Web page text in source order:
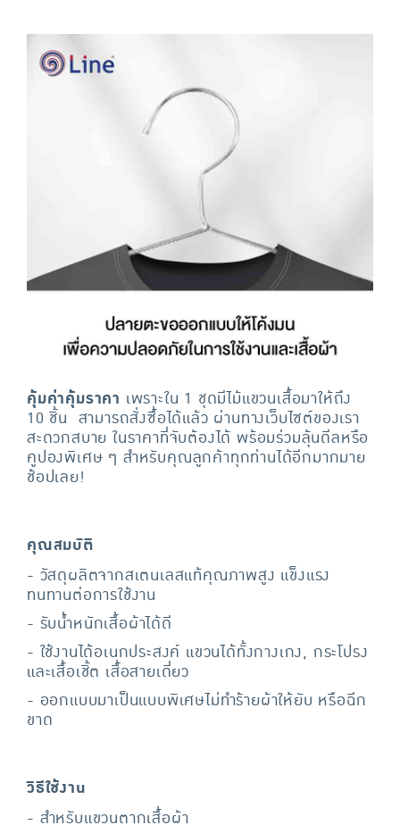
คุ้มค่าคุ้มราคา เพราะใน 1 ชุดมีไม้แขวนเสื้อมาให้ถึง
10 ชิ้น สามารถสั่งซื้อได้แล้ว ผ่านทางเว็บไซต์ของเรา
สะดวกสบาย ในราคาที่จับต้องได้ พร้อมร่วมลุ้นดีลหรือ
คูปองพิเศษ ๆ สำหรับคุณลูกค้าทุกท่านได้อีกมากมาย
ช้อปเลย!
คุณสมบัติ
- วัสดุผลิตจากสเตนเลสแท้คุณภาพสูง แข็งแรง
ทนทานต่อการใช้งาน
- รับน้ำหนักเสื้อผ้าได้ดี
- ใช้งานได้อเนกประสงค์ แขวนได้ทั้งกางเกง, กระโปรง
และเสื้อเชิ้ต เสื้อสายเดี่ยว
- ออกแบบมาเป็นแบบพิเศษไม่ทำร้ายผ้าให้ยับ หรือฉีก
ขาด
วิธีใช้งาน
- สำหรับแขวนตากเสื้อผ้า